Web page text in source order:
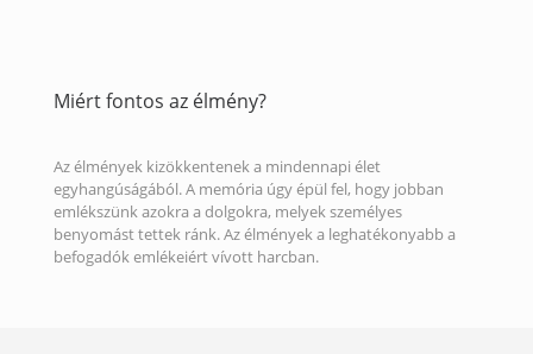
Miért fontos az élmény?
Az élmények kizökkentenek a mindennapi élet
egyhangúságából. A memória úgy épül fel, hogy jobban
emlékszünk azokra a dolgokra, melyek személyes
benyomást tettek ránk. Az élmények a leghatékonyabb a
befogadók emlékeiért vívott harcban.